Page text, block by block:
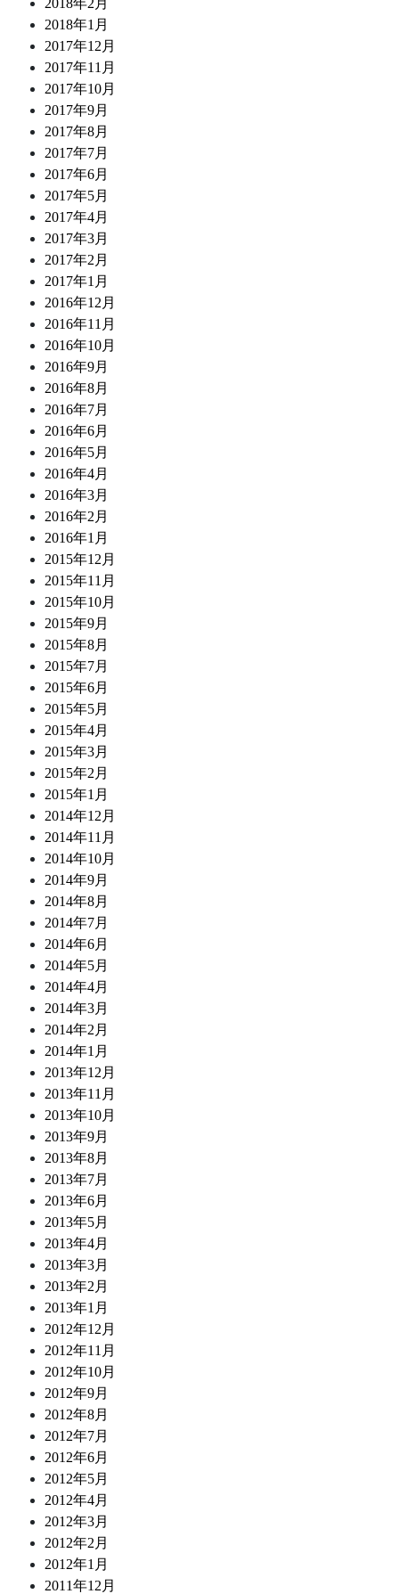
2018年1月
2017年12月
2017年11月
2017年10月
2017年9月
2017年8月
2017年7月
2017年6月
2017年5月
2017年4月
2017年3月
2017年2月
2017年1月
2016年12月
2016年11月
2016年10月
2016年9月
2016年8月
2016年7月
2016年6月
2016年5月
2016年4月
2016年3月
2016年2月
2016年1月
2015年12月
2015年11月
2015年10月
2015年9月
2015年8月
2015年7月
2015年6月
2015年5月
2015年4月
2015年3月
2015年2月
2015年1月
2014年12月
2014年11月
2014年10月
2014年9月
2014年8月
2014年7月
2014年6月
2014年5月
2014年4月
2014年3月
2014年2月
2014年1月
2013年12月
2013年11月
2013年10月
2013年9月
2013年8月
2013年7月
2013年6月
2013年5月
2013年4月
2013年3月
2013年2月
2013年1月
2012年12月
2012年11月
2012年10月
2012年9月
2012年8月
2012年7月
2012年6月
2012年5月
2012年4月
2012年3月
2012年2月
2012年1月
2011年12月